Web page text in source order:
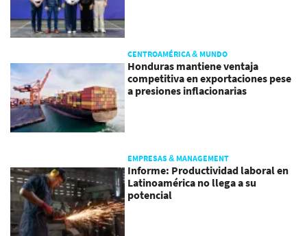
CENTROAMÉRICA & MUNDO
Honduras mantiene ventaja
competitiva en exportaciones pese
a presiones inflacionarias
EMPRESAS & MANAGEMENT
Informe: Productividad laboral en
Latinoamérica no llega a su
potencial